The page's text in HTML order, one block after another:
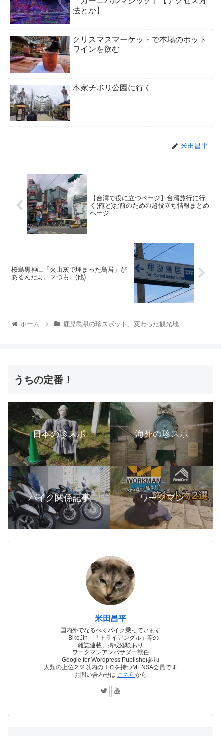
法とか】
クリスマスマーケットで本場のホット
ワインを飲む
本家チボリ公園に行く
米田昌平
【台湾で役に立つページ】台湾旅行に行
く(俺と)お前のための超役立ち情報まとめ
ページ
桜島黒神に「火山灰で埋まった鳥居」が
あるんだよ。２つも。(他)
ホーム 鹿児島県の珍スポット、変わった観光地
うちの定番！
日本の珍スポ 海外の珍スポ
バイク関係記事 ワークマン
米田昌平
国内外でなるべくバイク乗っています
「BikeJin」「トライアングル」等の
雑誌連載、掲載経験あり
ワークマンアンバサダー就任
Google for Wordpress Publisher参加
人類の上位２％以内のＩＱを持つMENSA会員です
お問い合わせは こちらから